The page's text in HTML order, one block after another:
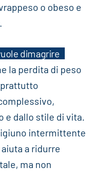
o obeso e
dimagrire
la perdita di peso
e dallo stile di vita.
intermittente
a ridurre
ma non